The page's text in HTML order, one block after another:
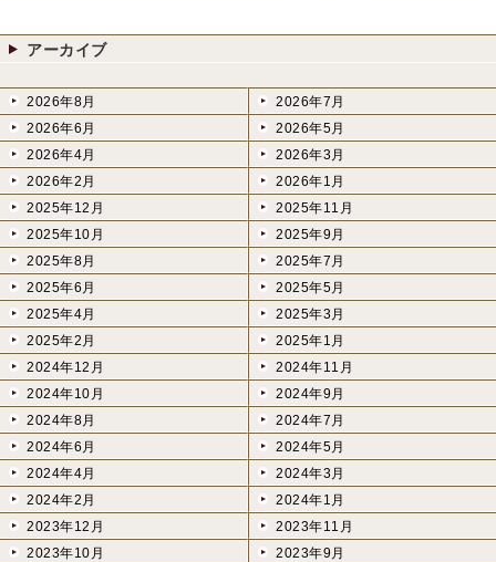
アーカイブ
2026年8月
2026年7月
2026年6月
2026年5月
2026年4月
2026年3月
2026年2月
2026年1月
2025年12月
2025年11月
2025年10月
2025年9月
2025年8月
2025年7月
2025年6月
2025年5月
2025年4月
2025年3月
2025年2月
2025年1月
2024年12月
2024年11月
2024年10月
2024年9月
2024年8月
2024年7月
2024年6月
2024年5月
2024年4月
2024年3月
2024年2月
2024年1月
2023年12月
2023年11月
2023年10月
2023年9月